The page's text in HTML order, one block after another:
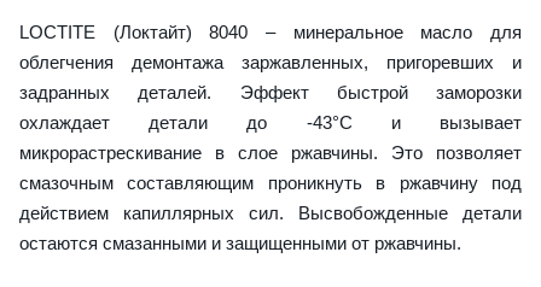
LOCTITE (Локтайт) 8040 – минеральное масло для
облегчения демонтажа заржавленных, пригоревших и
задранных деталей. Эффект быстрой заморозки
охлаждает детали до -43°C и вызывает
микрорастрескивание в слое ржавчины. Это позволяет
смазочным составляющим проникнуть в ржавчину под
действием капиллярных сил. Высвобожденные детали
остаются смазанными и защищенными от ржавчины.